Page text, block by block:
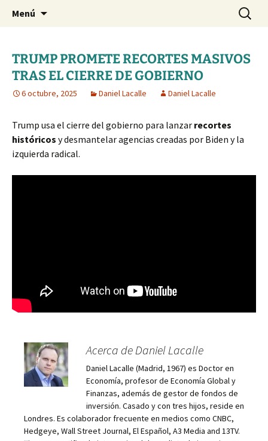
dlacalle.com
Blog de Daniel Lacalle
Menú Buscar:
TRUMP PROMETE RECORTES MASIVOS
TRAS EL CIERRE DE GOBIERNO
6 octubre, 2025 Daniel Lacalle Daniel Lacalle
Trump usa el cierre del gobierno para lanzar recortes
históricos y desmantelar agencias creadas por Biden y la
izquierda radical.
Acerca de Daniel Lacalle
Daniel Lacalle (Madrid, 1967) es Doctor en
Economía, profesor de Economía Global y
Finanzas, además de gestor de fondos de
inversión. Casado y con tres hijos, reside en
Londres. Es colaborador frecuente en medios como CNBC,
Hedgeye, Wall Street Journal, El Español, A3 Media and 13TV.